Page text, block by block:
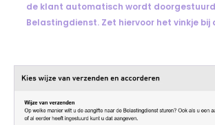
de klant automatisch wordt
Belastingdienst. Zet hiervoor het vinkje bij